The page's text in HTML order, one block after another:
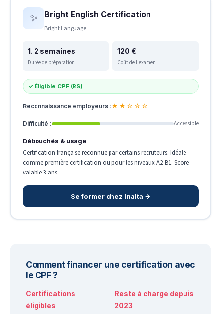
✨ Bright English Certification
Bright Language
1. 2 semaines
Durée de préparation
120 €
Coût de l'examen
✓ Éligible CPF (RS)
Reconnaissance employeurs :★★☆☆☆
Difficulté : Accessible
Débouchés & usage
Certification française reconnue par certains recruteurs. Idéale
comme première certification ou pour les niveaux A2-B1. Score
valable 3 ans.
Se former chez Inalta →
Comment financer une certification avec
le CPF ?
Certifications
éligibles
Reste à charge depuis
2023